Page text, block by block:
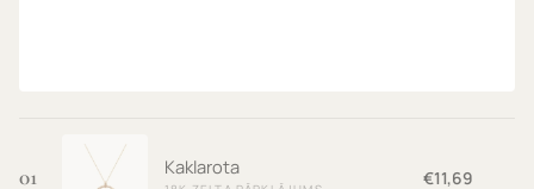
01 Kaklarota €11,69